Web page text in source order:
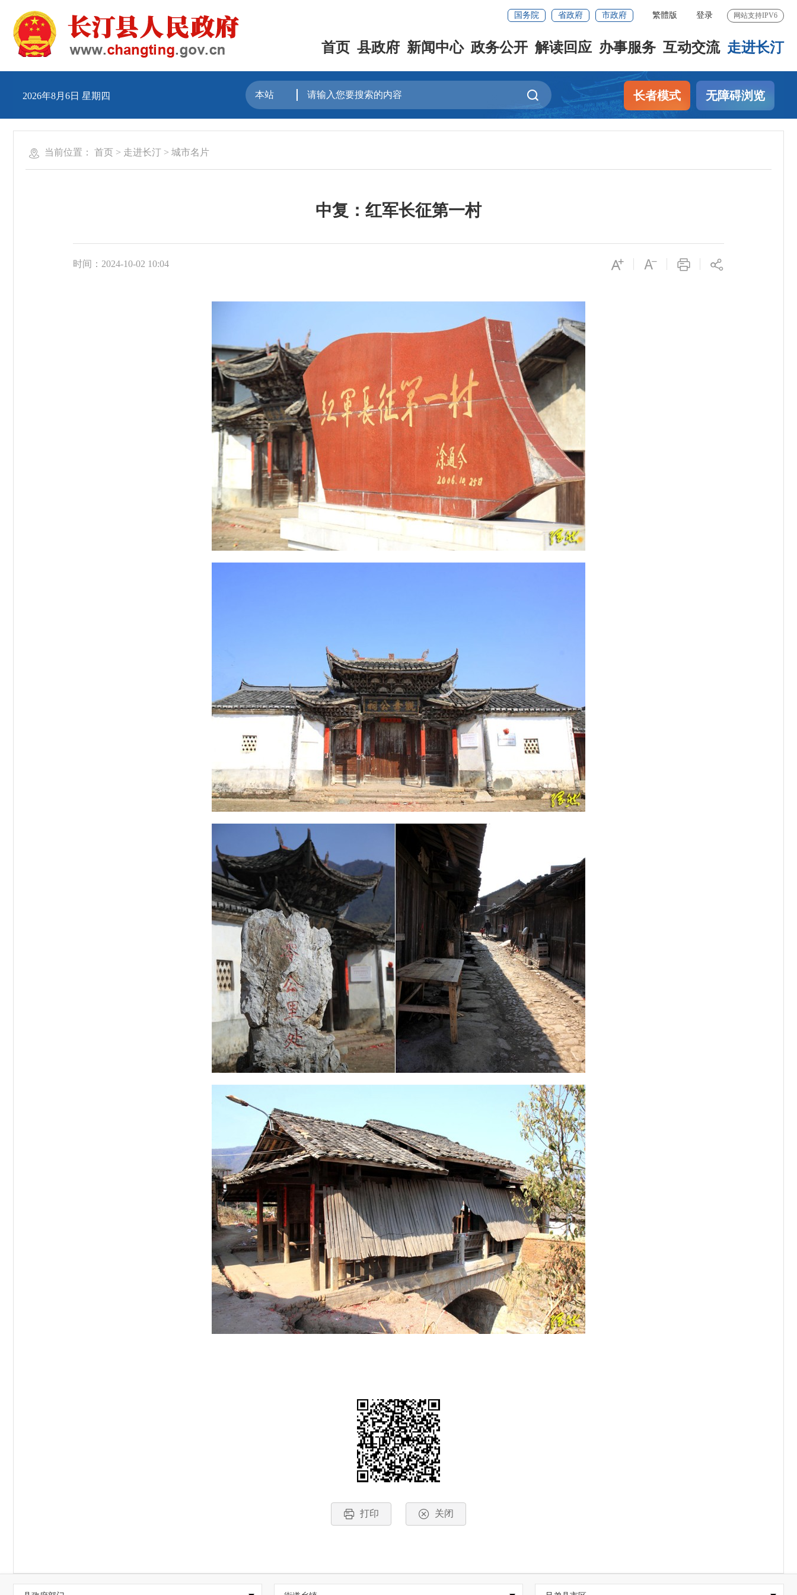
国务院 省政府 市政府 繁體版 登录 网站支持IPV6
首页 县政府 新闻中心 政务公开 解读回应 办事服务 互动交流 走进长汀
2026年8月6日 星期四 长者模式 无障碍浏览
当前位置： 首页 > 走进长汀 > 城市名片
中复：红军长征第一村
时间：2024-10-02 10:04
打印 关闭